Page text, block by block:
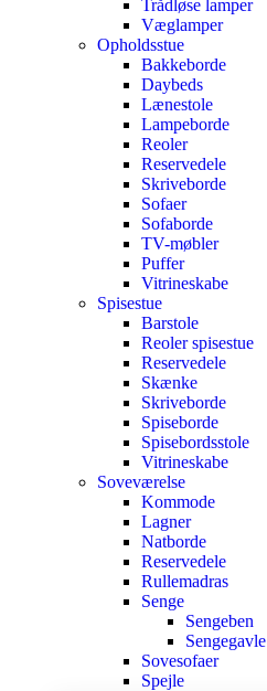
Trådløse lamper
Væglamper
Opholdsstue
Bakkeborde
Daybeds
Lænestole
Lampeborde
Reoler
Reservedele
Skriveborde
Sofaer
Sofaborde
TV-møbler
Puffer
Vitrineskabe
Spisestue
Barstole
Reoler spisestue
Reservedele
Skænke
Skriveborde
Spiseborde
Spisebordsstole
Vitrineskabe
Soveværelse
Kommode
Lagner
Natborde
Reservedele
Rullemadras
Senge
Sengeben
Sengegavle
Sovesofaer
Spejle